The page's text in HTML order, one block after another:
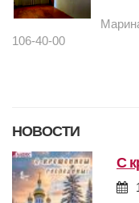
106-40-00
НОВОСТИ
с